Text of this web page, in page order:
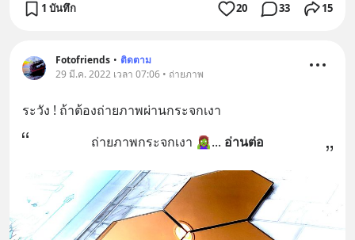
1 บันทึก 20 33 15
Fotofriends • ติดตาม
29 มี.ค. 2022 เวลา 07:06 • ถ่ายภาพ
ระวัง ! ถ้าต้องถ่ายภาพผ่านกระจกเงา
ถ่ายภาพกระจกเงา 🧟‍♀️... อ่านต่อ